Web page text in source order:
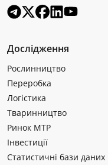
Дослідження
Рослинництво
Переробка
Логістика
Тваринництво
Ринок МТР
Інвестиції
Статистичні бази даних